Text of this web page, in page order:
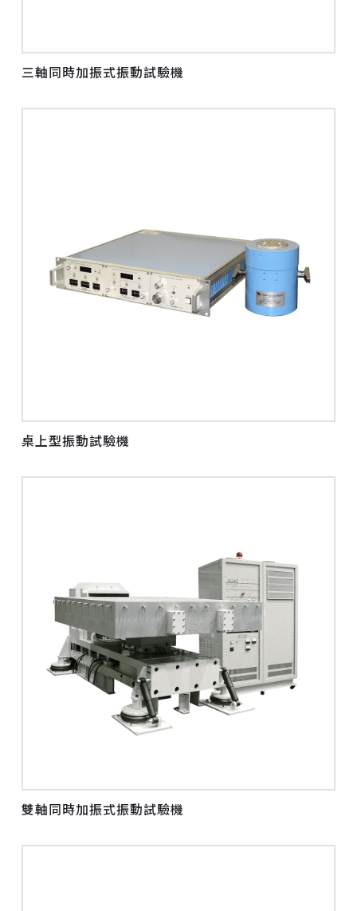
三軸同時加振式振動試驗機
桌上型振動試驗機
雙軸同時加振式振動試驗機